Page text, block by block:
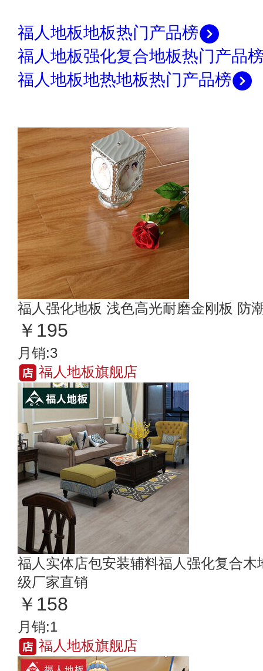
福人地板地板热门产品榜
福人地板强化复合地板热门产品
福人地板地热地板热门产品榜
福人强化地板 浅色高光耐磨金刚板 防
￥195
月销:3
福人地板旗舰店
福人实体店包安装辅料福人强化复合
级厂家直销
￥158
月销:1
福人地板旗舰店